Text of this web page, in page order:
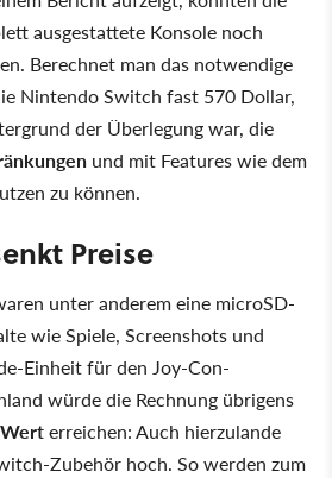
ausgestattete Konsole noch
Berechnet man das notwendige
Nintendo Switch fast 570 Dollar,
der Überlegung war, die
und mit Features wie dem
zu können.
Preise
unter anderem eine microSD-
wie Spiele, Screenshots und
Einheit für den Joy-Con-
würde die Rechnung übrigens
erreichen: Auch hierzulande
Zubehör hoch. So werden zum